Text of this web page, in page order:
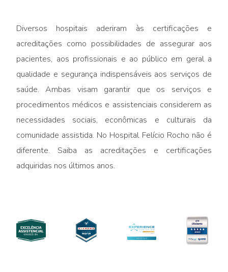
Diversos hospitais aderiram às certificações e
acreditações como possibilidades de assegurar aos
pacientes, aos profissionais e ao público em geral a
qualidade e segurança indispensáveis aos serviços de
saúde. Ambas visam garantir que os serviços e
procedimentos médicos e assistenciais considerem as
necessidades sociais, econômicas e culturais da
comunidade assistida. No Hospital Felício Rocho não é
diferente. Saiba as acreditações e certificações
adquiridas nos últimos anos.